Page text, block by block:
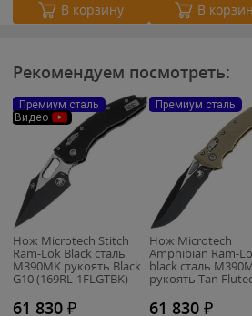
В корзину В
Рекомендуем посмотреть:
Премиум сталь
Видео
Нож Microtech Stitch
Ram-Lok Black сталь
M390MK рукоять Black
G10 (169RL-1FLGTBK)
61 830 ₽
Премиум сталь
Нож Microtech
Amphibian Ram-
black сталь
рукоять Tan
(137RL-1FLGTTA)
61 830 ₽